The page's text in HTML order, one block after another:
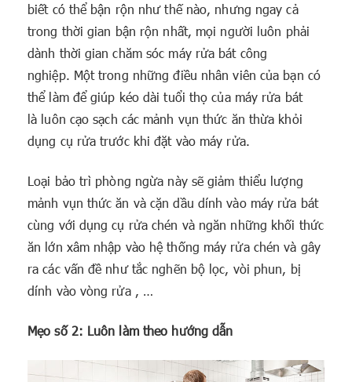
biết có thể bận rộn như thế nào, nhưng ngay cả
trong thời gian bận rộn nhất, mọi người luôn phải
dành thời gian chăm sóc máy rửa bát công
nghiệp. Một trong những điều nhân viên của bạn có
thể làm để giúp kéo dài tuổi thọ của máy rửa bát
là luôn cạo sạch các mảnh vụn thức ăn thừa khỏi
dụng cụ rửa trước khi đặt vào máy rửa.
Loại bảo trì phòng ngừa này sẽ giảm thiểu lượng
mảnh vụn thức ăn và cặn dầu dính vào máy rửa bát
cùng với dụng cụ rửa chén và ngăn những khối thức
ăn lớn xâm nhập vào hệ thống máy rửa chén và gây
ra các vấn đề như tắc nghẽn bộ lọc, vòi phun, bị
dính vào vòng rửa , …
Mẹo số 2: Luôn làm theo hướng dẫn